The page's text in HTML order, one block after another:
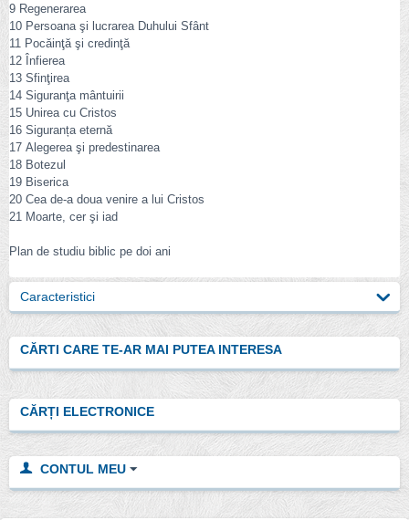
9 Regenerarea
10 Persoana şi lucrarea Duhului Sfânt
11 Pocăinţă şi credinţă
12 Înfierea
13 Sfinţirea
14 Siguranţa mântuirii
15 Unirea cu Cristos
16 Siguranța eternă
17 Alegerea şi predestinarea
18 Botezul
19 Biserica
20 Cea de-a doua venire a lui Cristos
21 Moarte, cer şi iad
Plan de studiu biblic pe doi ani
Caracteristici
CĂRTI CARE TE-AR MAI PUTEA INTERESA
CĂRȚI ELECTRONICE
CONTUL MEU